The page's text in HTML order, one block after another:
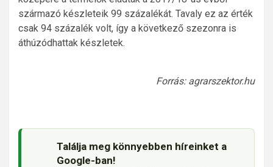
származó készleteik 99 százalékát. Tavaly ez az érték
csak 94 százalék volt, így a következő szezonra is
áthúzódhattak készletek.
Forrás: agrarszektor.hu
Találja meg könnyebben híreinket a
Google-ban!